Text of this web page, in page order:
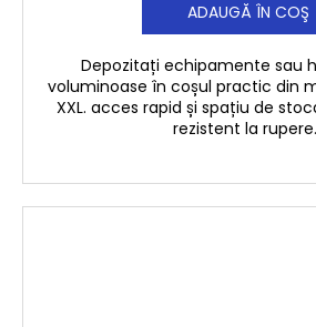
ADAUGĂ ÎN COŞ
Depozitați echipamente sau
voluminoase în coșul practic din
XXL. acces rapid și spațiu de
rezistent la